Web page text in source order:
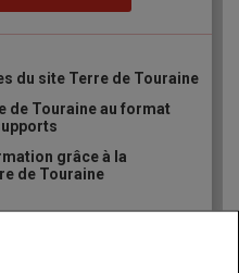
du site Terre de Touraine
de Touraine au format
grâce à la
de Touraine